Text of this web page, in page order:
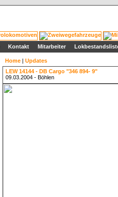
Kontakt Mitarbeiter
Home | Updates
LEW 14144 - DB Cargo "346 894- 9"
09.03.2004 - Böhlen